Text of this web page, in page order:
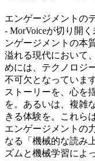
エンゲージメントの
- MorVoiceが切り開
ンゲージメントの本
溢れる現代において
めには、テクノロジ
不可欠となっていま
ストーリーを、心を
を。あるいは、複雑
きる体験を。これら
エンゲージメントの
なる「機械的な読み
ズムと機械学習によ